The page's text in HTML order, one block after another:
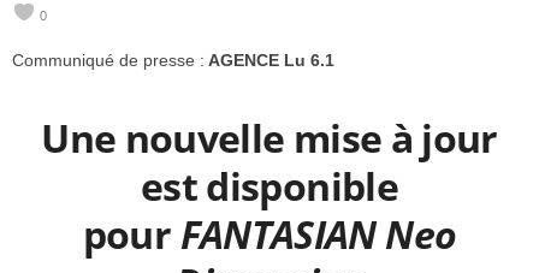
0
Communiqué de presse : AGENCE Lu 6.1
Une nouvelle mise à jour
est disponible
pour FANTASIAN Neo